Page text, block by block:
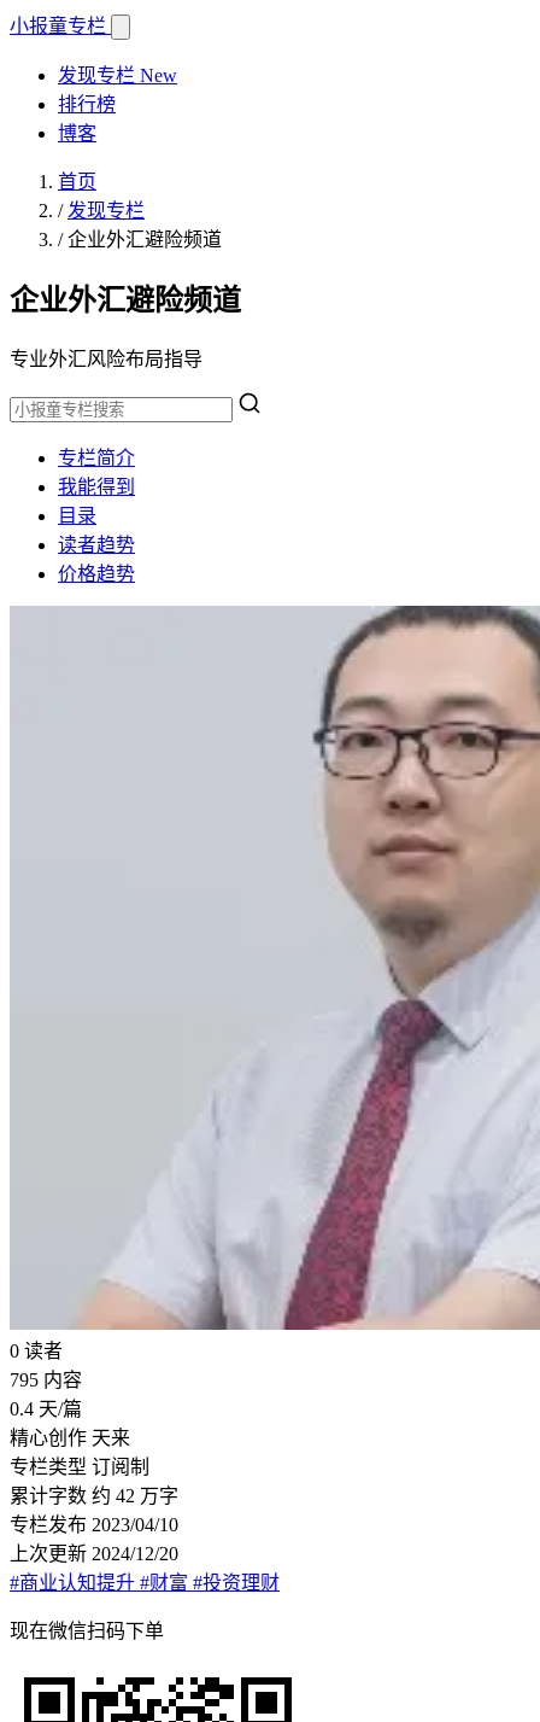
小报童专栏
发现专栏 New
排行榜
博客
首页
/ 发现专栏
/企业外汇避险频道
企业外汇避险频道
专业外汇风险布局指导
专栏简介
我能得到
目录
读者趋势
价格趋势
0 读者
795 内容
0.4 天/篇
精心创作 天来
专栏类型 订阅制
累计字数 约 42 万字
专栏发布 2023/04/10
上次更新 2024/12/20
#商业认知提升 #财富 #投资理财
现在微信扫码下单